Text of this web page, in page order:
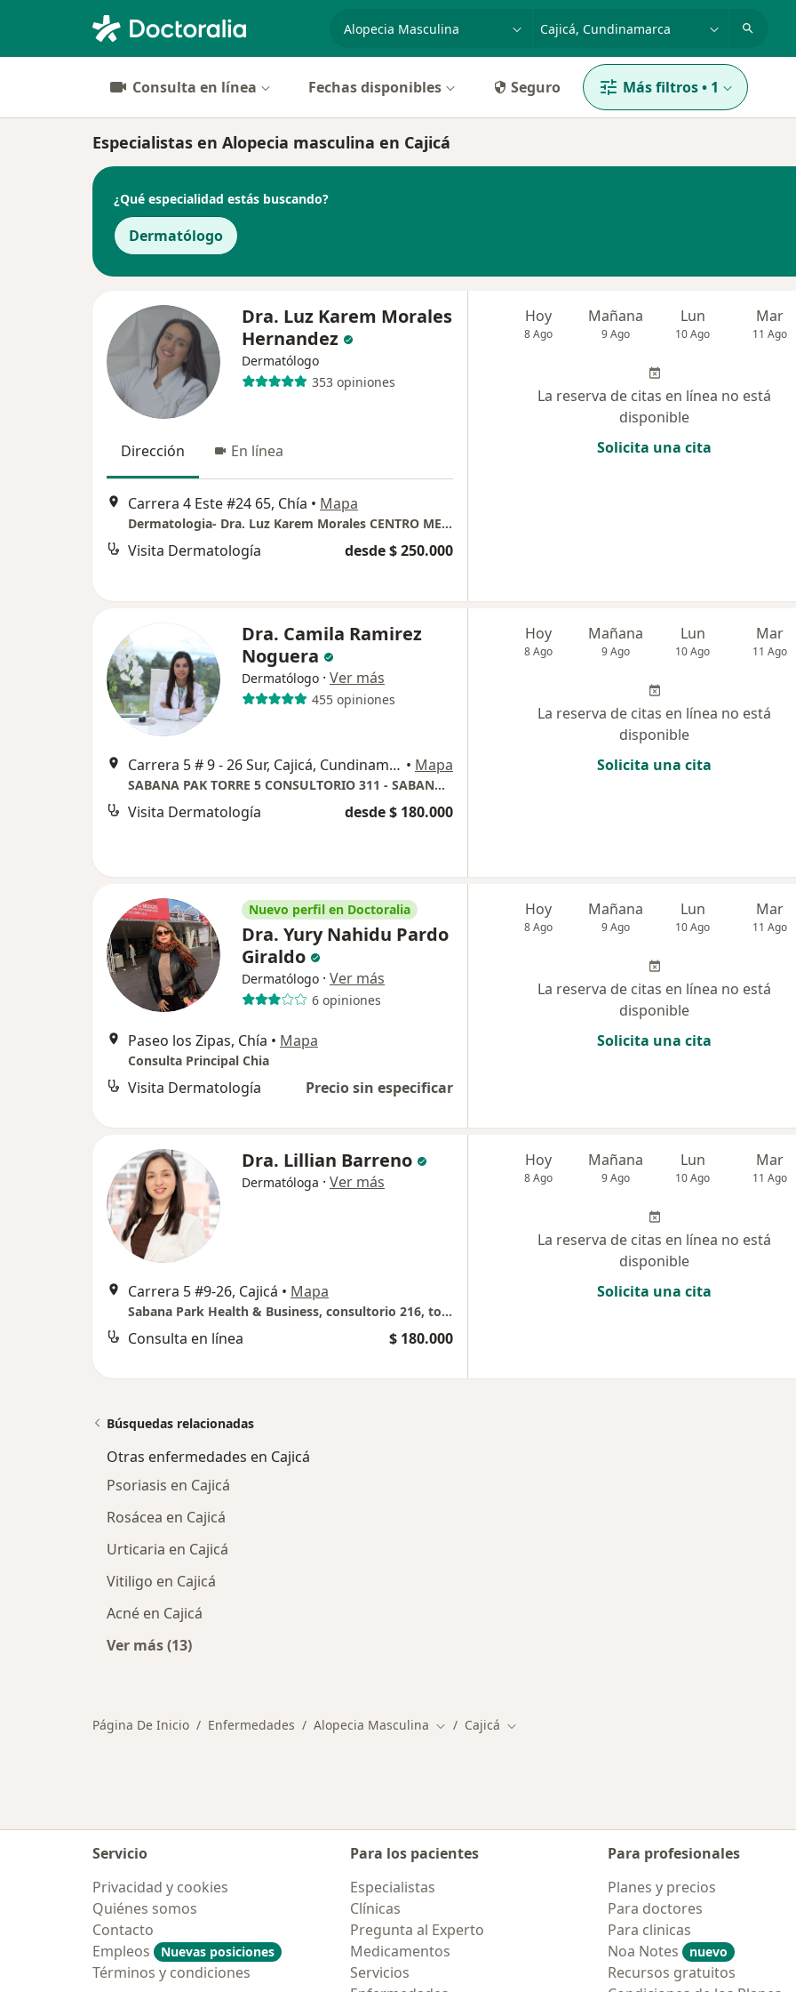
especialidad, enfermedad o nombrep. ej. Bogotá
Consulta en línea Fechas disponibles Seguro Más filtros• 1
Especialistas en Alopecia masculina en Cajicá
¿Qué especialidad estás buscando?
Dermatólogo
Dra. Luz Karem Morales
Hernandez
Dermatólogo
353 opiniones
Dirección En línea
Carrera 4 Este #24 65, Chía • Mapa
Dermatologia- Dra. Luz Karem Morales CENTRO MEDICO VITA Consultorio 505
Visita Dermatología desde $ 250.000
Hoy
8 Ago
Mañana
9 Ago
Lun
10 Ago
Mar
11 Ago
La reserva de citas en línea no está
disponible
Solicita una cita
Dra. Camila Ramirez
Noguera
Dermatólogo · Ver más
455 opiniones
Carrera 5 # 9 - 26 Sur, Cajicá, Cundinamarca, Cajicá • Mapa
SABANA PAK TORRE 5 CONSULTORIO 311 - SABANA DERMA.
Visita Dermatología desde $ 180.000
Hoy
8 Ago
Mañana
9 Ago
Lun
10 Ago
Mar
11 Ago
La reserva de citas en línea no está
disponible
Solicita una cita
Nuevo perfil en Doctoralia
Dra. Yury Nahidu Pardo
Giraldo
Dermatólogo · Ver más
6 opiniones
Paseo los Zipas, Chía • Mapa
Consulta Principal Chia
Visita Dermatología Precio sin especificar
Hoy
8 Ago
Mañana
9 Ago
Lun
10 Ago
Mar
11 Ago
La reserva de citas en línea no está
disponible
Solicita una cita
Dra. Lillian Barreno
Dermatóloga · Ver más
Carrera 5 #9-26, Cajicá • Mapa
Sabana Park Health & Business, consultorio 216, torre 2
Consulta en línea $ 180.000
Hoy
8 Ago
Mañana
9 Ago
Lun
10 Ago
Mar
11 Ago
La reserva de citas en línea no está
disponible
Solicita una cita
Búsquedas relacionadas
Otras enfermedades en Cajicá
Psoriasis en Cajicá
Rosácea en Cajicá
Urticaria en Cajicá
Vitiligo en Cajicá
Acné en Cajicá
Ver más (13)
Página De Inicio Enfermedades Alopecia Masculina Cambiar de ciudad
Cajicá Cambiar de ciudad
Servicio
Privacidad y cookies
Quiénes somos
Contacto
Empleos
Nuevas posiciones
Términos y condiciones
Para los pacientes
Especialistas
Clínicas
Pregunta al Experto
Medicamentos
Servicios
Para profesionales
Planes y precios
Para doctores
Para clinicas
Noa Notes
nuevo
Recursos gratuitos